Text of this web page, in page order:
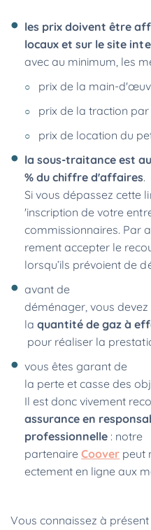
les prix doivent être
locaux et sur le site
avec au minimum, les
prix de la main-
prix de la traction
prix de location du
la sous-traitance est
% du chiffre d'affaires.
Si vous dépassez cette
'inscription de votre
commissionnaires. Par
rement accepter le
lorsqu’ils prévoient de
avant de
déménager, vous
laquantité de gaz à
pour réaliser la
vous êtes garant de
la perte et casse des
Il est donc vivement
assurance en
professionnelle : notre
partenaireCoover peut
ectement en ligne aux
Vous connaissez à